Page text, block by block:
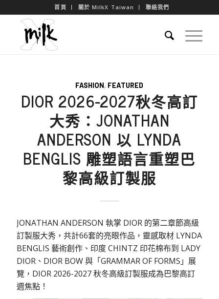
首頁 關於 MilkX Taiwan 聯絡我們
FASHION, FEATURED
DIOR 2026-2027秋冬高訂
大秀：JONATHAN
ANDERSON 以 LYNDA
BENGLIS 雕塑語言重塑巴
黎高級訂製服
JONATHAN ANDERSON 執掌 DIOR 的第二章節高級
訂製服大秀，共計66套的亮眼作品，靈感取材 LYNDA
BENGLIS 藝術創作、印度 CHINTZ 印花棉布到 LADY
DIOR、DIOR BOW 與「GRAMMAR OF FORMS」展
覽，DIOR 2026-2027 秋冬高級訂製服成為巴黎高訂
週焦點！